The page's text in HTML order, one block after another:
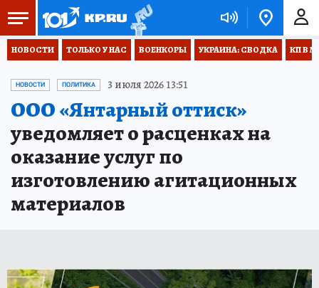
НОВОСТИ ТОЛЬКО У НАС ВОЕНКОРЫ УКРАИНА: СВОДКА КП В
НОВОСТИ ПОЛИТИКА 3 июля 2026 13:51
ООО «Янтарный оттиск»
уведомляет о расценках на
оказание услуг по
изготовлению агитационных
материалов